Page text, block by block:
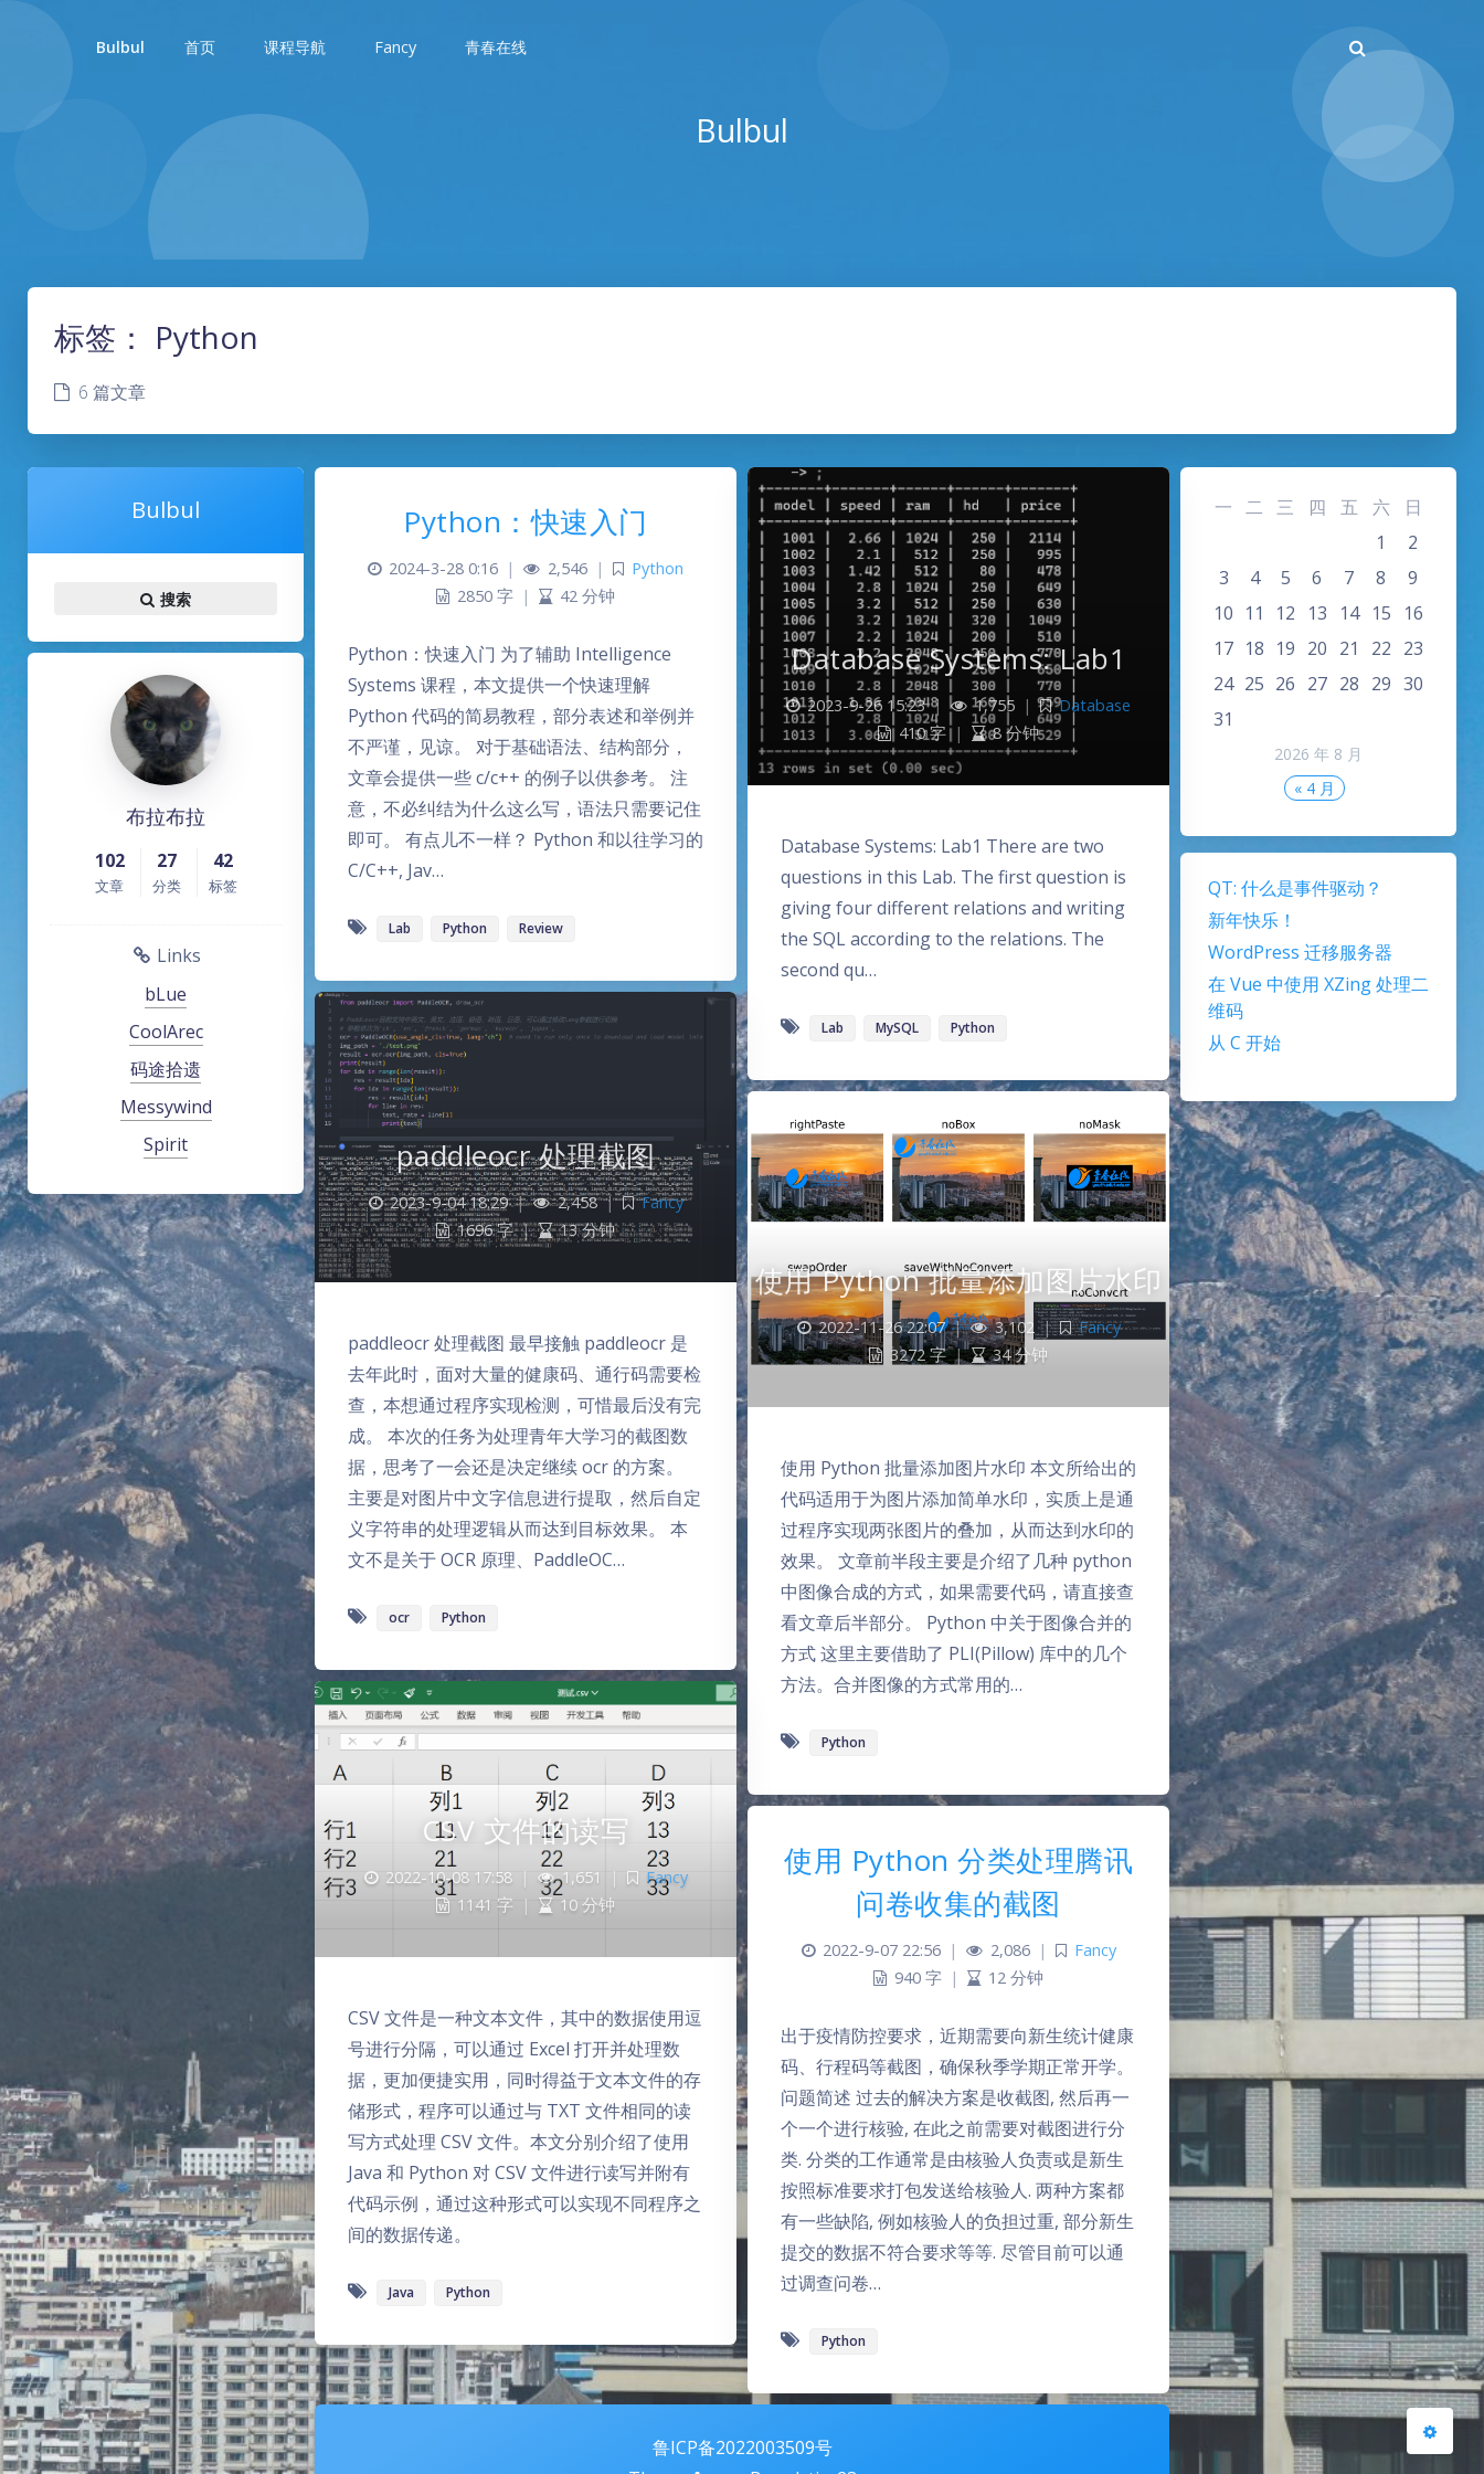
Bulbul 首页 课程导航 Fancy 青春在线
Bulbul
夜间模式
Sans Serif
浅阴影 深阴影
暗化
标签： Python
6 篇文章
Bulbul
搜索
布拉布拉
102
文章
27
分类
42
标签
Links
bLue
CoolArec
码途拾遗
Messywind
Spirit
2026 年 8 月
一 二 三 四 五 六
日
1
2
3
4 5 6 7 8
9
10 11 12 13 14 15
16
17 18 19 20 21 22 23
24 25 26 27 28 29 30
31
« 4 月
QT: 什么是事件驱动？
新年快乐！
WordPress 迁移服务器
在 Vue 中使用 XZing 处理二
维码
从 C 开始
Python：快速入门
2024-3-28 0:16 | 2,546 |
Python
2850 字 | 42 分钟
Python：快速入门 为了辅助 Intelligence
Systems 课程，本文提供一个快速理解
Python 代码的简易教程，部分表述和举例并
不严谨，见谅。 对于基础语法、结构部分，
文章会提供一些 c/c++ 的例子以供参考。 注
意，不必纠结为什么这么写，语法只需要记住
即可。 有点儿不一样？ Python 和以往学习的
C/C++, Jav…
Lab Python Review
Database Systems: Lab1
2023-9-26 15:23 | 1,755 |
Database
410 字 | 8 分钟
Database Systems: Lab1 There are two
questions in this Lab. The first question is
giving four different relations and writing
the SQL according to the relations. The
second qu…
Lab MySQL Python
paddleocr 处理截图
2023-9-04 18:29 | 2,458 |
Fancy
1696 字 | 13 分钟
paddleocr 处理截图 最早接触 paddleocr 是
去年此时，面对大量的健康码、通行码需要检
查，本想通过程序实现检测，可惜最后没有完
成。 本次的任务为处理青年大学习的截图数
据，思考了一会还是决定继续 ocr 的方案。
主要是对图片中文字信息进行提取，然后自定
义字符串的处理逻辑从而达到目标效果。 本
文不是关于 OCR 原理、PaddleOC…
ocr Python
使用 Python 批量添加图片水印
2022-11-26 22:07 | 3,102 |
Fancy
3272 字 | 34 分钟
使用 Python 批量添加图片水印 本文所给出的
代码适用于为图片添加简单水印，实质上是通
过程序实现两张图片的叠加，从而达到水印的
效果。 文章前半段主要是介绍了几种 python
中图像合成的方式，如果需要代码，请直接查
看文章后半部分。 Python 中关于图像合并的
方式 这里主要借助了 PLI(Pillow) 库中的几个
方法。合并图像的方式常用的…
Python
CSV 文件的读写
2022-10-08 17:58 1,651
Fancy
1141 字 | 10 分钟
CSV 文件是一种文本文件，其中的数据使用逗
号进行分隔，可以通过 Excel 打开并处理数
据，更加便捷实用，同时得益于文本文件的存
储形式，程序可以通过与 TXT 文件相同的读
写方式处理 CSV 文件。本文分别介绍了使用
Java 和 Python 对 CSV 文件进行读写并附有
代码示例，通过这种形式可以实现不同程序之
间的数据传递。
Java Python
使用 Python 分类处理腾讯
问卷收集的截图
2022-9-07 22:56 | 2,086 |
Fancy
940 字 | 12 分钟
出于疫情防控要求，近期需要向新生统计健康
码、行程码等截图，确保秋季学期正常开学。
问题简述 过去的解决方案是收截图, 然后再一
个一个进行核验, 在此之前需要对截图进行分
类. 分类的工作通常是由核验人负责或是新生
按照标准要求打包发送给核验人. 两种方案都
有一些缺陷, 例如核验人的负担过重, 部分新生
提交的数据不符合要求等等. 尽管目前可以通
过调查问卷…
Python
鲁ICP备2022003509号